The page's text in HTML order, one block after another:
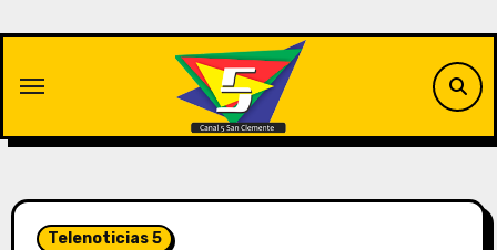
contenido
Telenoticias 5